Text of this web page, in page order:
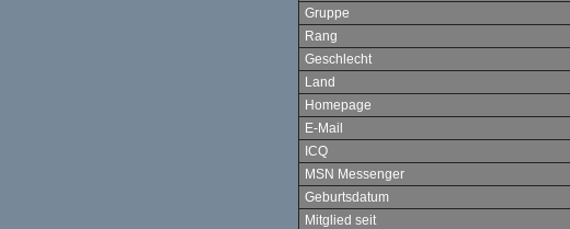
Gruppe
Rang
Geschlecht
Land
Homepage
E-Mail
ICQ
MSN Messenger
Geburtsdatum
Mitglied seit